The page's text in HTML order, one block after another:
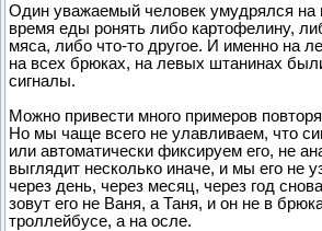
Один уважаемый человек умудрялся на
время еды ронять либо картофелину,
мяса, либо что-то другое. И именно на
на всех брюках, на левых штанинах
сигналы.
Можно привести много примеров
Но мы чаще всего не улавливаем, что
или автоматически фиксируем его, не
выглядит несколько иначе, и мы его не
через день, через месяц, через год
зовут его не Ваня, а Таня, и он не в
троллейбусе, а на осле.